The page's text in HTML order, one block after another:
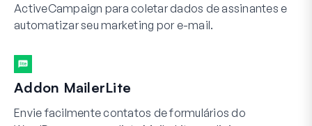
ActiveCampaign para coletar dados de assinantes e
automatizar seu marketing por e-mail.
Addon MailerLite
Envie facilmente contatos de formulários do